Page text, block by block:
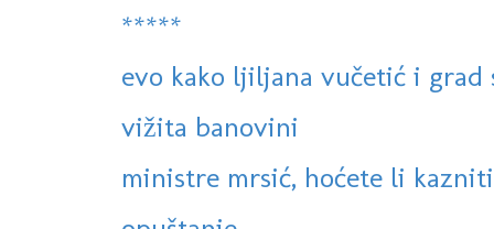
*****
evo kako ljiljana vučetić i grad
vižita banovini
ministre mrsić, hoćete li